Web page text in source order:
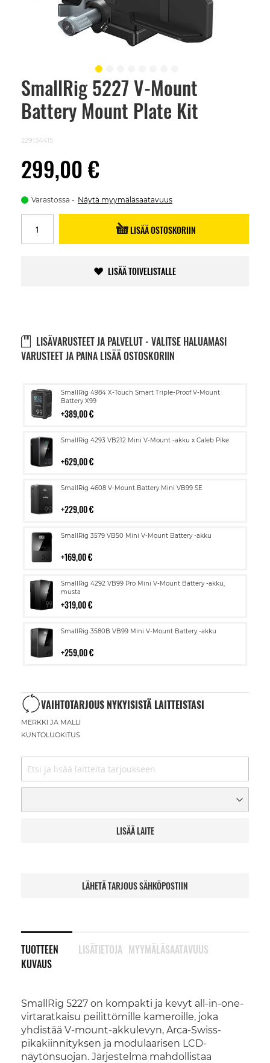
SmallRig 5227 V-Mount
Battery Mount Plate Kit
229134415
299,00 €
Varastossa Näytä myymäläsaatavuus
LISÄÄ OSTOSKORIIN
LISÄÄ TOIVELISTALLE
LISÄVARUSTEET JA PALVELUT - VALITSE HALUAMASI
VARUSTEET JA PAINA LISÄÄ OSTOSKORIIN
SmallRig 4984 X-Touch Smart Triple-Proof V-Mount
Battery X99
389,00 €
Lisää
ostoskoriin
SmallRig 4293 VB212 Mini V-Mount -akku x Caleb Pike
629,00 €
Lisää
SmallRig 4608 V-Mount Battery Mini VB99 SE
229,00 €
Lisää
SmallRig 3579 VB50 Mini V-Mount Battery -akku
169,00 €
Lisää
SmallRig 4292 VB99 Pro Mini V-Mount Battery -akku,
musta
319,00 €
Lisää
ostoskoriin
SmallRig 3580B VB99 Mini V-Mount Battery -akku
259,00 €
Lisää
VAIHTOTARJOUS NYKYISISTÄ LAITTEISTASI
MERKKI JA MALLI
KUNTOLUOKITUS
LISÄÄ LAITE
LÄHETÄ TARJOUS SÄHKÖPOSTIIN
TUOTTEEN
KUVAUS
SmallRig 5227 on kompakti ja kevyt all-in-one-
virtaratkaisu peilittömille kameroille, joka
yhdistää V-mount-akkulevyn, Arca-Swiss-
pikakiinnityksen ja modulaarisen LCD-
näytönsuojan. Järjestelmä mahdollistaa
LISÄTIETOJA MYYMÄLÄSAATAVUUS
Skip
beginning
images